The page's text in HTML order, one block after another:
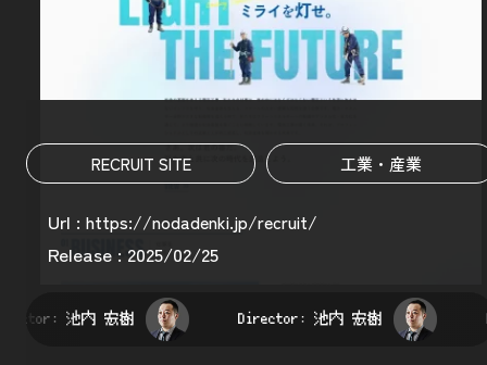
RECRUIT SITE 工業・産業
Url : https://nodadenki.jp/recruit/
Release : 2025/02/25
池内 宏樹 Director: 池内 宏樹